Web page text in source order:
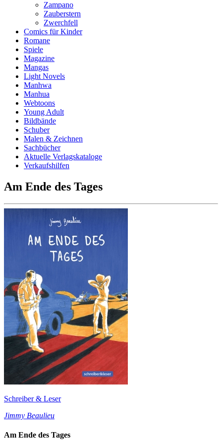
Zampano
Zauberstern
Zwerchfell
Comics für Kinder
Romane
Spiele
Magazine
Mangas
Light Novels
Manhwa
Manhua
Webtoons
Young Adult
Bildbände
Schuber
Malen & Zeichnen
Sachbücher
Aktuelle Verlagskataloge
Verkaufshilfen
Am Ende des Tages
Schreiber & Leser
Jimmy Beaulieu
Am Ende des Tages